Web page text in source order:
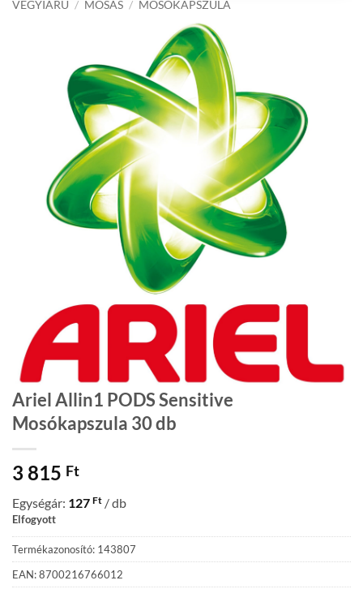
VEGYIÁRU / MOSÁS / MOSÓKAPSZULA
Ariel Allin1 PODS Sensitive
Mosókapszula 30 db
3 815 Ft
Egységár: 127 Ft / db
Elfogyott
Termékazonosító: 143807
EAN: 8700216766012